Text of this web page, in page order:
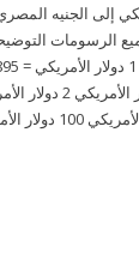
جميع الرسومات
1000 دولار الأمريكي